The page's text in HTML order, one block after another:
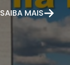
SAIBA MAIS